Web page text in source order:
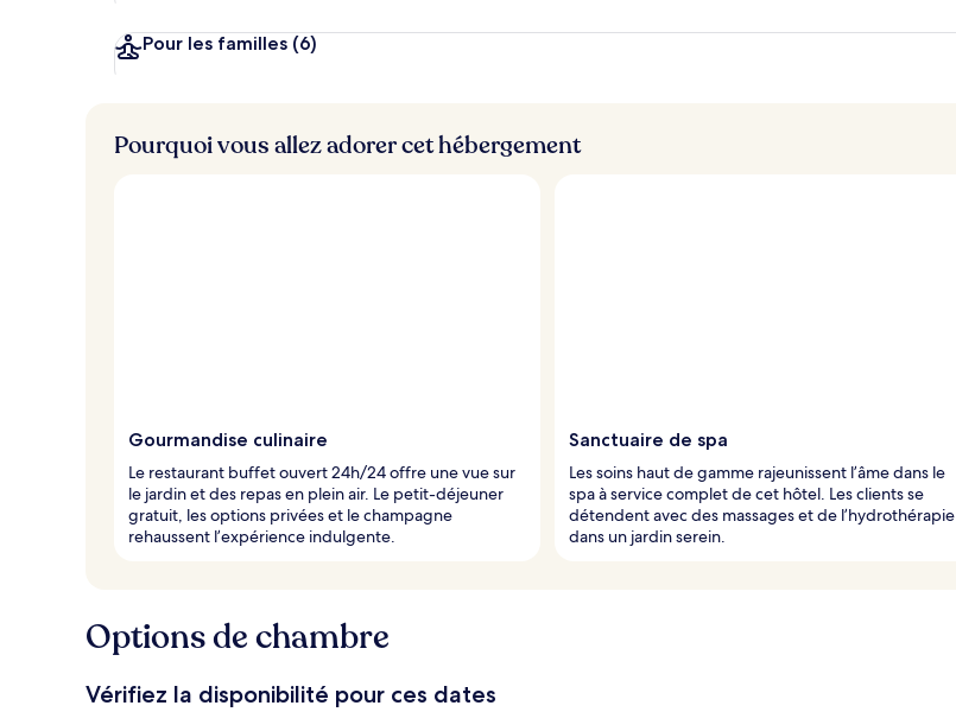
Pour les familles (6)
Pourquoi vous allez adorer cet hébergement
Gourmandise culinaire
Le restaurant buffet ouvert 24h/24 offre une vue sur
le jardin et des repas en plein air. Le petit-déjeuner
gratuit, les options privées et le champagne
rehaussent l’expérience indulgente.
Sanctuaire de spa
Les soins haut de gamme rajeunissent l’âme dans le
spa à service complet de cet hôtel. Les clients se
détendent avec des massages et de l’hydrothérapie
dans un jardin serein.
Options de chambre
Vérifiez la disponibilité pour ces dates